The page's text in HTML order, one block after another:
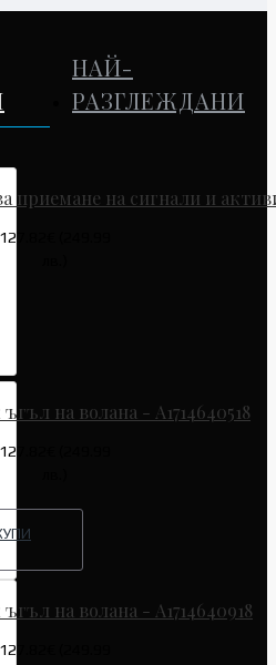
НАЙ-
РАЗГЛЕЖДАНИ
приемане на сигнали и
127.82€ (249.99
на волана - A1714640518
127.82€ (249.99
на волана - A1714640918
127.82€ (249.99